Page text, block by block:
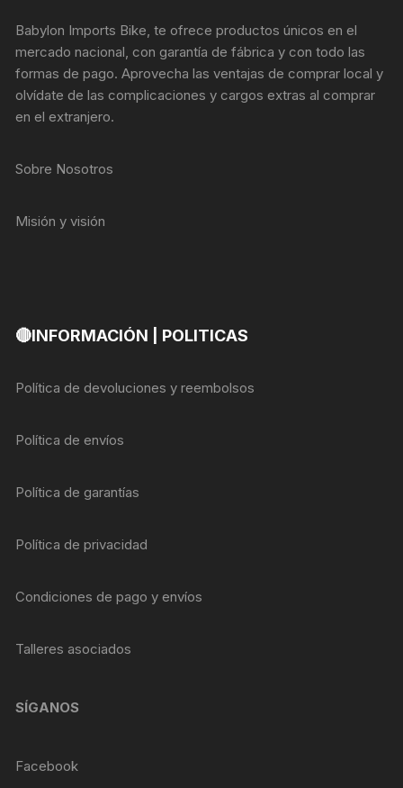
Babylon Imports Bike, te ofrece productos únicos en el
mercado nacional, con garantía de fábrica y con todo las
formas de pago. Aprovecha las ventajas de comprar local y
olvídate de las complicaciones y cargos extras al comprar
en el extranjero.
Sobre Nosotros
Misión y visión
🔴INFORMACIÓN | POLITICAS
Política de devoluciones y reembolsos
Política de envíos
Política de garantías
Política de privacidad
Condiciones de pago y envíos
Talleres asociados
SÍGANOS
Facebook